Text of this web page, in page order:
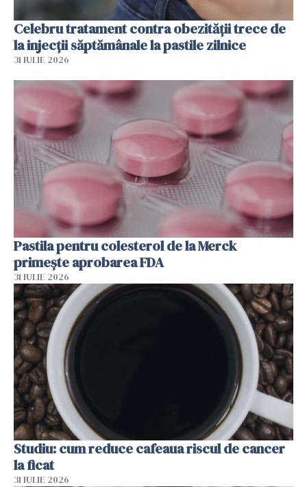
Celebru tratament contra obezității trece de
la injecții săptămânale la pastile zilnice
31 IULIE 2026
Pastila pentru colesterol de la Merck
primește aprobarea FDA
31 IULIE 2026
Studiu: cum reduce cafeaua riscul de cancer
la ficat
31 IULIE 2026